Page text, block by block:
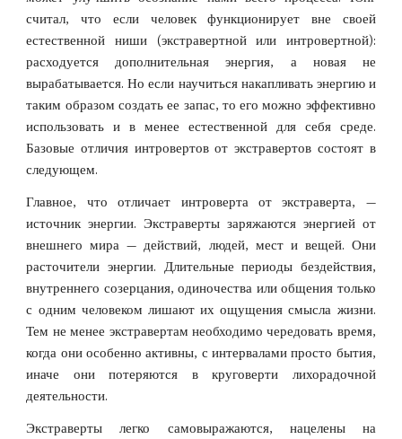
считал, что если человек функционирует вне своей
естественной ниши (экстравертной или интровертной):
расходуется дополнительная энергия, а новая не
вырабатывается. Но если научиться накапливать энергию и
таким образом создать ее запас, то его можно эффективно
использовать и в менее естественной для себя среде.
Базовые отличия интровертов от экстравертов состоят в
следующем.
Главное, что отличает интроверта от экстраверта, —
источник энергии. Экстраверты заряжаются энергией от
внешнего мира — действий, людей, мест и вещей. Они
расточители энергии. Длительные периоды бездействия,
внутреннего созерцания, одиночества или общения только
с одним человеком лишают их ощущения смысла жизни.
Тем не менее экстравертам необходимо чередовать время,
когда они особенно активны, с интервалами просто бытия,
иначе они потеряются в круговерти лихорадочной
деятельности.
Экстраверты легко самовыражаются, нацелены на